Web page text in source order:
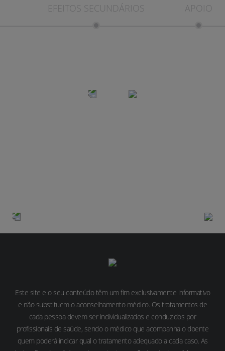
EFEITOS SECUNDÁRIOS APOIO
Este site e o seu conteúdo têm um fim exclusivamente informativo
e não substituem o aconselhamento médico. Os tratamentos de
cada pessoa devem ser individualizados e conduzidos por
profissionais de saúde, sendo o médico que acompanha o doente
quem poderá indicar qual o tratamento adequado a cada caso. As